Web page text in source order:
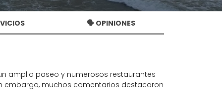
🗣️ OPINIONES
amplio paseo y numerosos restaurantes
embargo, muchos comentarios destacaron